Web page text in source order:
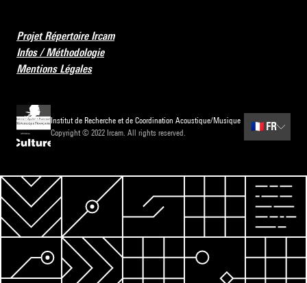
Projet Répertoire Ircam
Infos / Méthodologie
Mentions Légales
Institut de Recherche et de Coordination Acoustique/Musique
Copyright © 2022 Ircam. All rights reserved.
🇫🇷 FR